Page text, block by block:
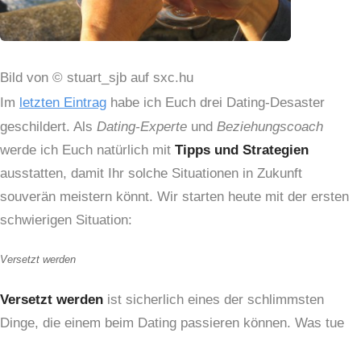
Bild von © stuart_sjb auf sxc.hu
Im letzten Eintrag habe ich Euch drei Dating-Desaster
geschildert. Als Dating-Experte und Beziehungscoach
werde ich Euch natürlich mit Tipps und Strategien
ausstatten, damit Ihr solche Situationen in Zukunft
souverän meistern könnt. Wir starten heute mit der ersten
schwierigen Situation:
Versetzt werden
Versetzt werden ist sicherlich eines der schlimmsten
Dinge, die einem beim Dating passieren können. Was tue